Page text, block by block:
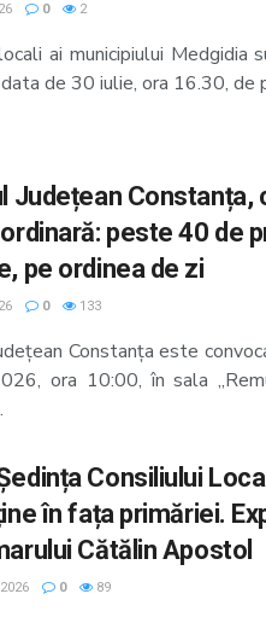
0 2
ai municipiului Medgidia
de 30 iulie, ora 16.30, de
Județean Constanța,
peste 40 de
pe ordinea de zi
0 133
Constanța este
ora 10:00, în sala
Consiliului
în fața primăriei.
Cătălin Apostol
0 89